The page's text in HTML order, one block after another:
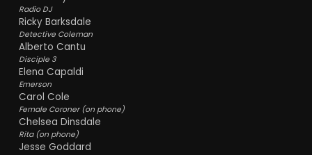
Radio DJ
Ricky Barksdale
Detective Coleman
Alberto Cantu
Disciple 3
Elena Capaldi
Emerson
Carol Cole
Female Coroner (on phone)
Chelsea Dinsdale
Rita (on phone)
Jesse Goddard